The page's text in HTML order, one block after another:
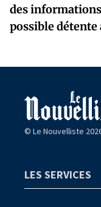
des
possible
© Le Nouvelliste
LES SERVICES